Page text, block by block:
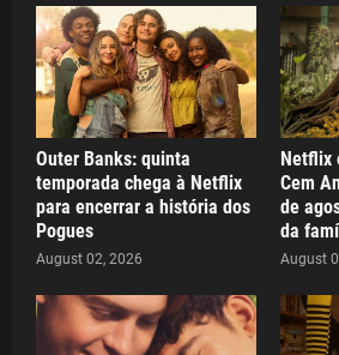
Outer Banks: quinta
temporada chega à Netflix
para encerrar a história dos
Pogues
August 02, 2026
Netflix
Cem
de
da
August